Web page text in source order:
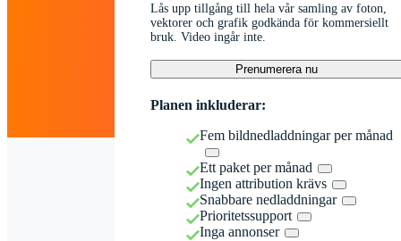
Lås upp tillgång till hela vår samling av foton,
vektorer och grafik godkända för kommersiellt
bruk. Video ingår inte.
Prenumerera nu
Planen inkluderar:
Fem bildnedladdningar per månad
Ett paket per månad
Ingen attribution krävs
Snabbare nedladdningar
Prioritetssupport
Inga annonser